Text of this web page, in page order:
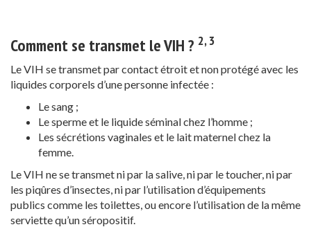
Comment se transmet le VIH ? 2, 3
Le VIH se transmet par contact étroit et non protégé avec les
liquides corporels d’une personne infectée :
Le sang ;
Le sperme et le liquide séminal chez l’homme ;
Les sécrétions vaginales et le lait maternel chez la
femme.
Le VIH ne se transmet ni par la salive, ni par le toucher, ni par
les piqûres d’insectes, ni par l’utilisation d’équipements
publics comme les toilettes, ou encore l’utilisation de la même
serviette qu’un séropositif.